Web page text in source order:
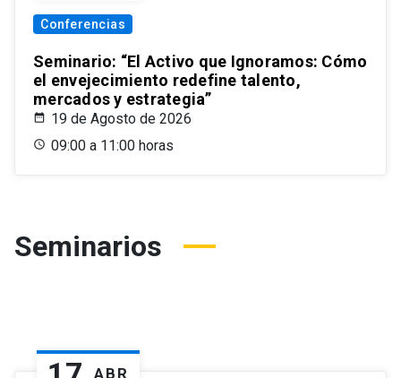
Conferencias
Seminario: “El Activo que Ignoramos: Cómo
el envejecimiento redefine talento,
mercados y estrategia”
19 de Agosto de 2026
09:00 a 11:00 horas
Seminarios
ABR